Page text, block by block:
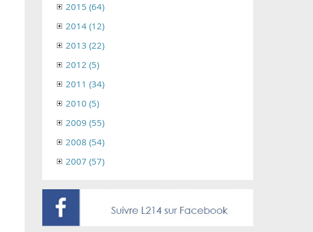
2015 (64)
2014 (12)
2013 (22)
2012 (5)
2011 (34)
2010 (5)
2009 (55)
2008 (54)
2007 (57)